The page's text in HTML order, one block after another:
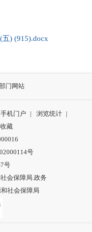
) (915).docx
门网站
手机门户 | 浏览统计 |
藏
号
号
会保障局.政务
社会保障局